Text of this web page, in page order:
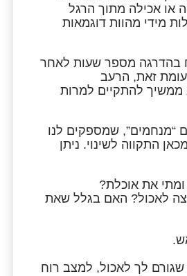
או אכילה מתוך הרגל
מידי מהוות דוגמאות
בהדרגה מספר שעות לאחר
זאת, הרעב
ממשיך להתקיים למרות
“מנחמים”, שמספקים לנו
התקווה לשינוי. ניתן
את אוכלת?
לאכול? האם בגלל שאת
לך לאכול, למצב רוח